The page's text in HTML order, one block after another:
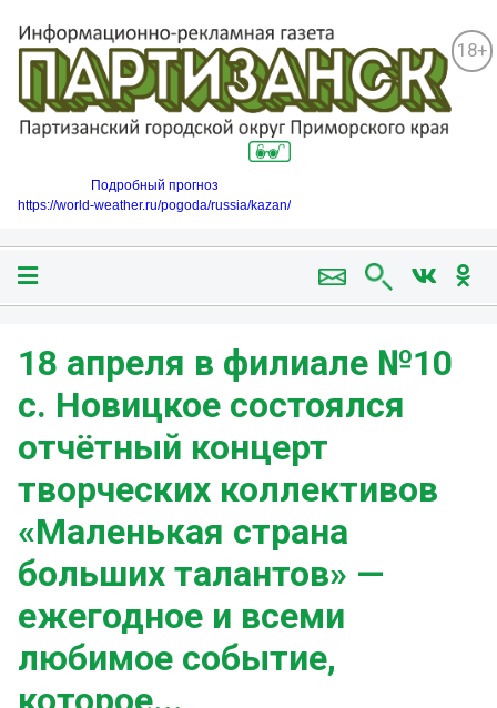
18+
Подробный прогноз
https://world-weather.ru/pogoda/russia/kazan/
18 апреля в филиале №10
с. Новицкое состоялся
отчётный концерт
творческих коллективов
«Маленькая страна
больших талантов» —
ежегодное и всеми
любимое событие,